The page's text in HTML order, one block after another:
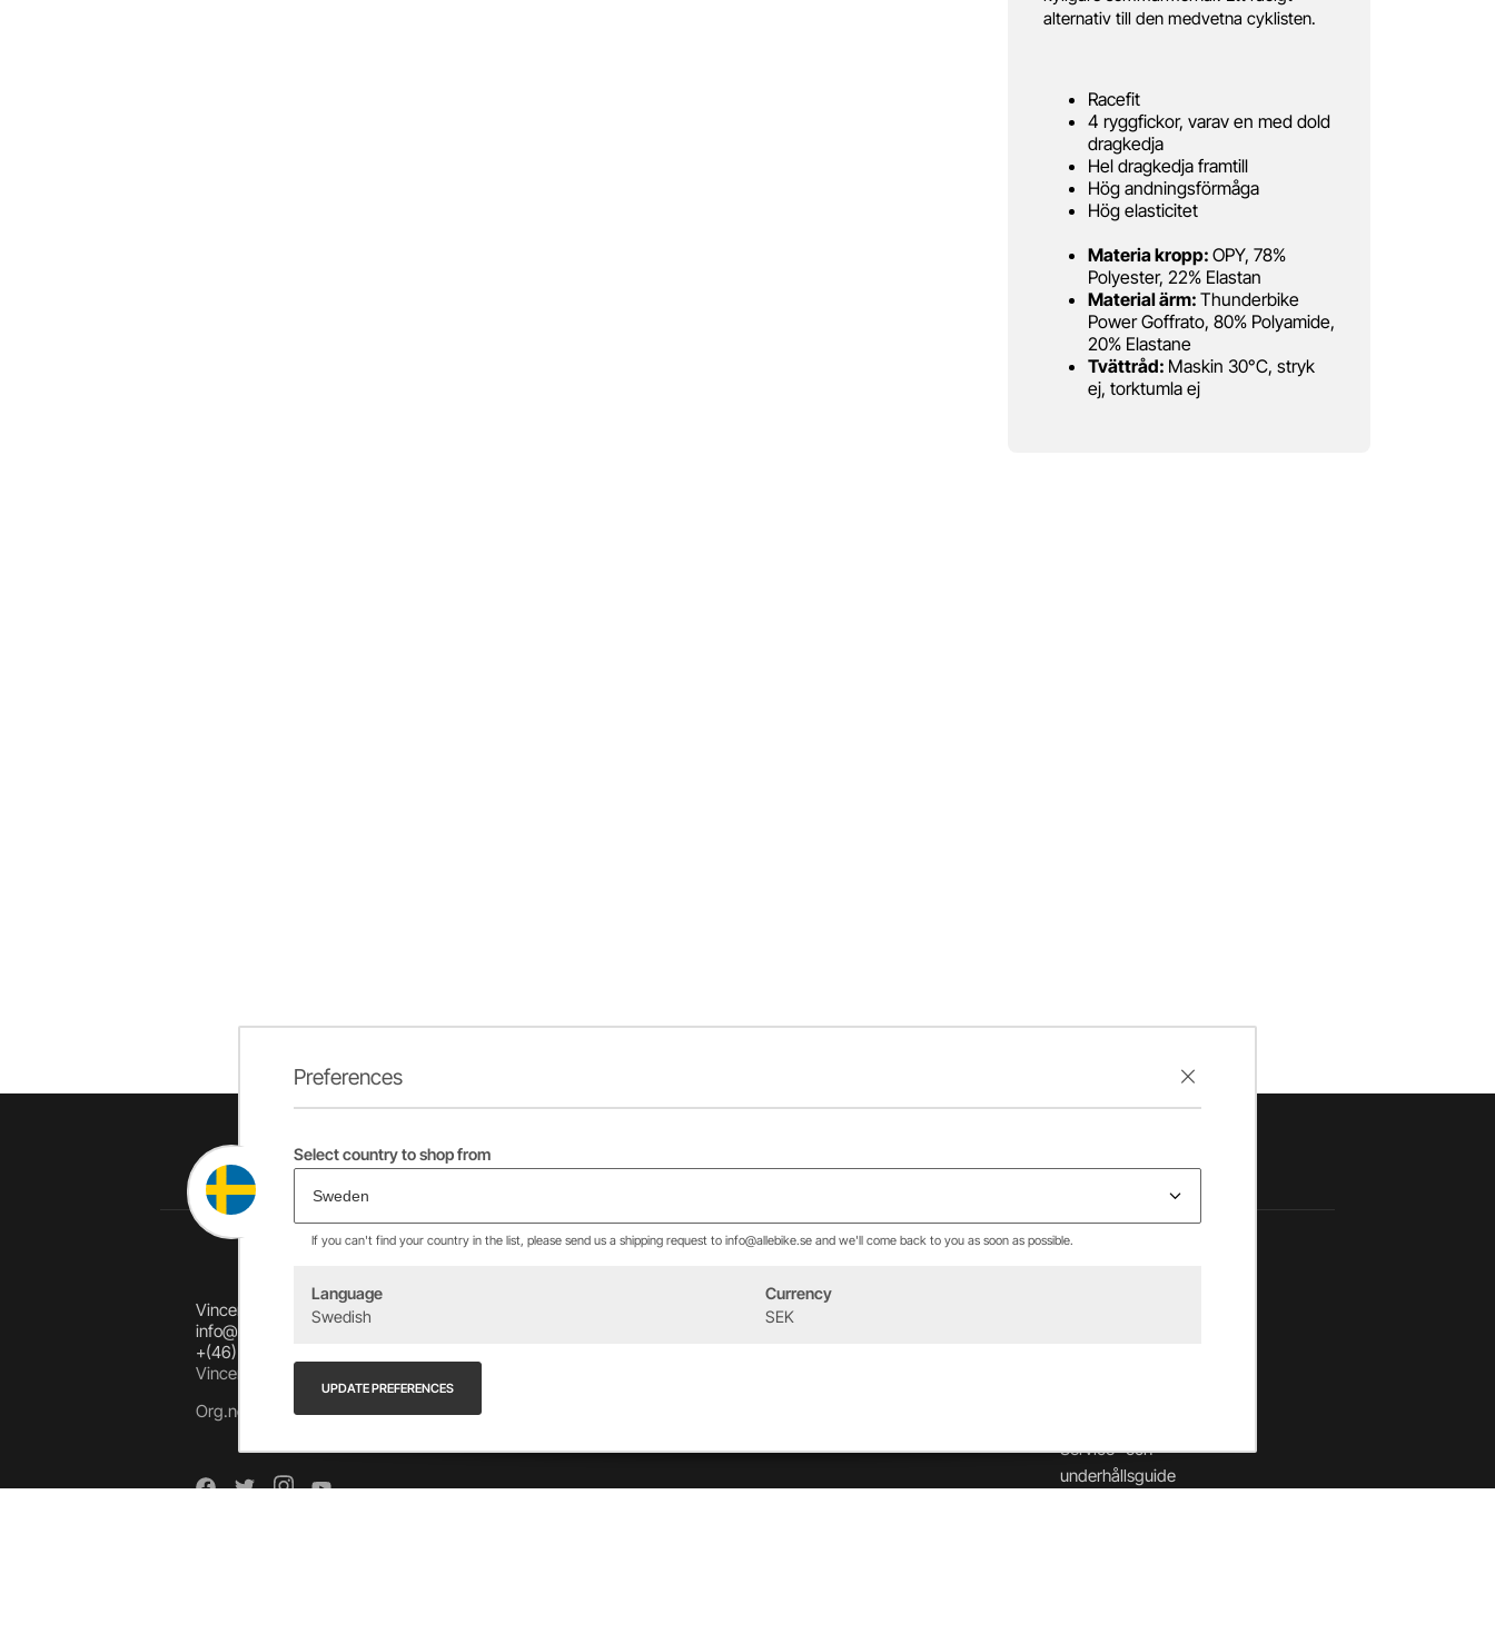
Preferences
Select country to shop from
If you can't find your country in the list, please send us a shipping request to info@allebike.se and we'll come back to you as soon as possible.
Language
Swedish
Currency
SEK
UPDATE PREFERENCES
alternativ till den medvetna cyklisten.
Racefit
4 ryggfickor, varav en med dold
dragkedja
Hel dragkedja framtill
Hög andningsförmåga
Hög elasticitet
Materia kropp: OPY, 78%
Polyester, 22% Elastan
Material ärm: Thunderbike
Power Goffrato, 80% Polyamide,
20% Elastane
Tvättråd: Maskin 30°C, stryk
ej, torktumla ej
Vincents Alingsås AB
info@allebike.se
+(46) 322 650 780
Vincents väg 444192 Alingsås, SWEDEN
Org.no: 556218-8275
Om oss
Service- och
underhållsguide